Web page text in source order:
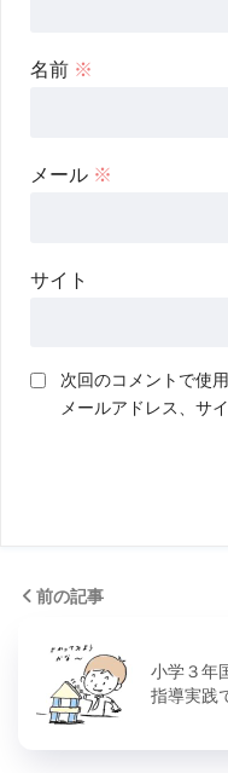
名前 ※
メール ※
サイト
次回のコメントで使
メールアドレス、サ
前の記事
小学３
指導実践